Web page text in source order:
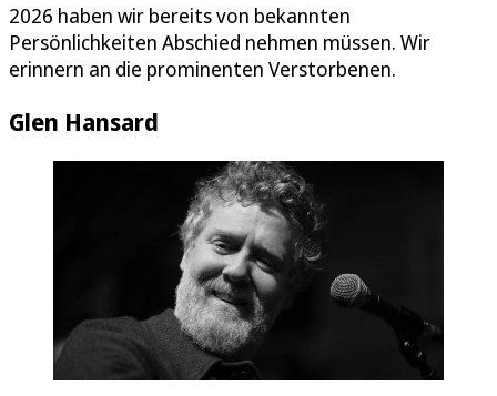
2026 haben wir bereits von bekannten
Persönlichkeiten Abschied nehmen müssen. Wir
erinnern an die prominenten Verstorbenen.
Glen Hansard